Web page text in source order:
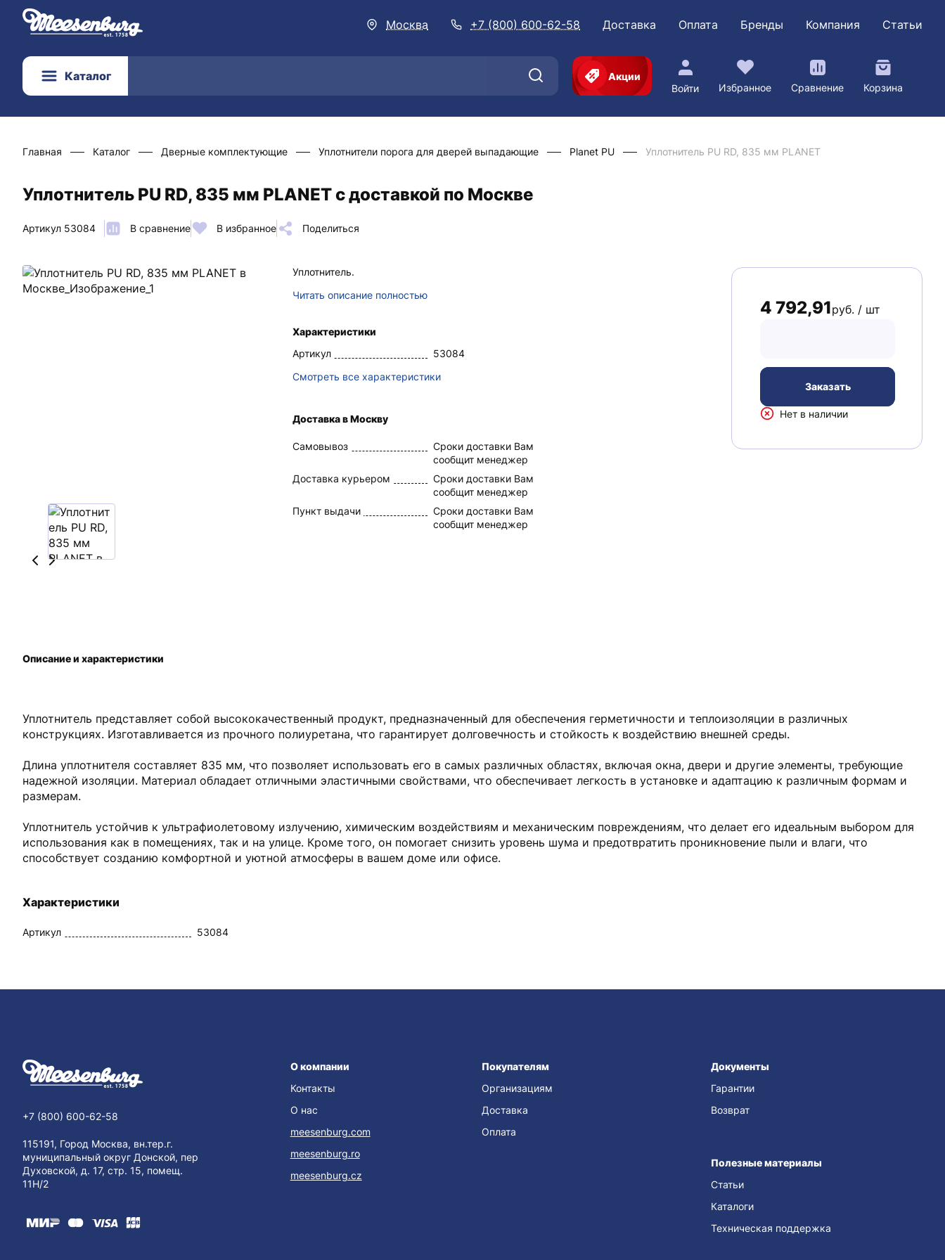
Москва +7 (800) 600-62-58 Доставка Оплата Бренды Компания Статьи
Каталог
Акции
Войти
Избранное Сравнение Корзина
Главная Каталог Дверные комплектующие Уплотнители порога для дверей выпадающие Planet PU Уплотнитель PU RD, 835 мм PLANET
Уплотнитель PU RD, 835 мм PLANET с доставкой по Москве
Артикул 53084 В сравнение В избранное Поделиться
Уплотнитель.
Читать описание полностью
Характеристики
Артикул
53084
Смотреть все характеристики
Доставка в Москву
Самовывоз
Сроки доставки Вам
сообщит менеджер
Доставка курьером
Сроки доставки Вам
сообщит менеджер
Пункт выдачи
Сроки доставки Вам
сообщит менеджер
4 792,91руб. / шт
Заказать
Нет в наличии
Уплотнитель представляет собой высококачественный продукт, предназначенный для обеспечения герметичности и теплоизоляции в различных
конструкциях. Изготавливается из прочного полиуретана, что гарантирует долговечность и стойкость к воздействию внешней среды.
Длина уплотнителя составляет 835 мм, что позволяет использовать его в самых различных областях, включая окна, двери и другие элементы, требующие
надежной изоляции. Материал обладает отличными эластичными свойствами, что обеспечивает легкость в установке и адаптацию к различным формам и
размерам.
Уплотнитель устойчив к ультрафиолетовому излучению, химическим воздействиям и механическим повреждениям, что делает его идеальным выбором для
использования как в помещениях, так и на улице. Кроме того, он помогает снизить уровень шума и предотвратить проникновение пыли и влаги, что
способствует созданию комфортной и уютной атмосферы в вашем доме или офисе.
Характеристики
Артикул 53084
Описание и характеристики
+7 (800) 600-62-58
115191, Город Москва, вн.тер.г.
муниципальный округ Донской, пер
Духовской, д. 17, стр. 15, помещ.
11Н/2
О компании
Контакты
О нас
meesenburg.com
meesenburg.ro
meesenburg.cz
Покупателям
Организациям
Доставка
Оплата
Документы
Гарантии
Возврат
Полезные материалы
Статьи
Каталоги
Техническая поддержка